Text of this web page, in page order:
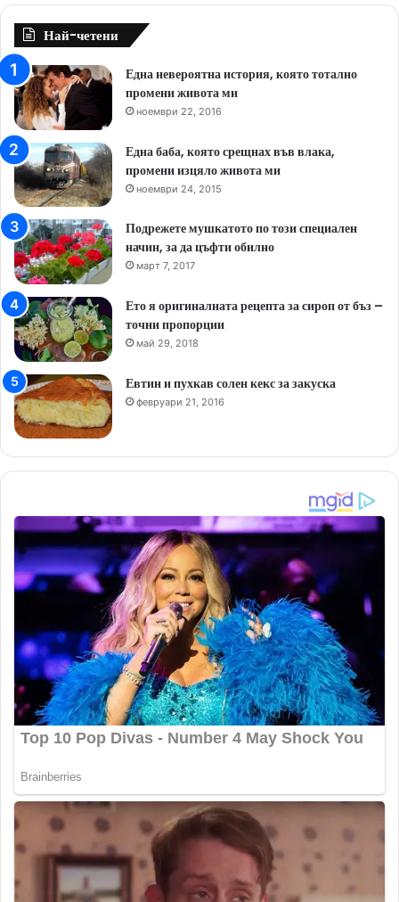
Най-четени
Една невероятна история, която тотално
промени живота ми
ноември 22, 2016
Една баба, която срещнах във влака,
промени изцяло живота ми
ноември 24, 2015
Подрежете мушкатото по този специален
начин, за да цъфти обилно
март 7, 2017
Ето я оригиналната рецепта за сироп от бъз –
точни пропорции
май 29, 2018
Евтин и пухкав солен кекс за закуска
февруари 21, 2016